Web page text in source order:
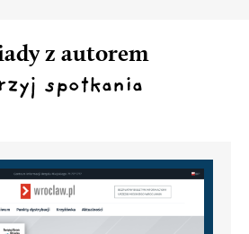
z autorem
spotkania